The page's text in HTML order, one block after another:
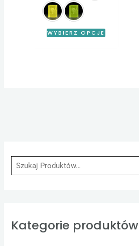
WYBIERZ OPCJE
:Kategorie produktów